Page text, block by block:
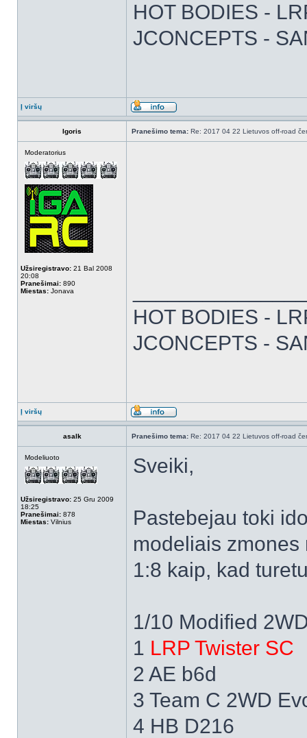
HOT BODIES -
JCONCEPTS -
Į viršų
Igoris Pranešimo tema: Re: 2017 04 22 Lietuvos off-road
Moderatorius
Užsiregistravo: 21 Bal 2008
20:08
Pranešimai: 890
Miestas: Jonava
HOT BODIES -
JCONCEPTS -
Į viršų
asalk Pranešimo tema: Re: 2017 04 22 Lietuvos off-road
Modeliuoto
Užsiregistravo: 25 Gru 2009
18:25
Pranešimai: 878
Miestas: Vilnius
Sveiki,
Pastebejau toki
modeliais
1:8 kaip, kad
1/10 Modified
1 LRP Twister SC
2 AE b6d
3 Team C 2WD
4 HB D216